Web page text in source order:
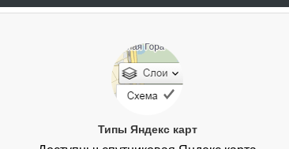
Типы Яндекс карт